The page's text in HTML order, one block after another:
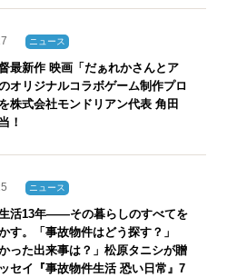
ニュース
最新作 映画「だぁれかさんとア
オリジナルコラボゲーム制作プロ
株式会社モンドリアン代表 角田
！
ニュース
活13年――その暮らしのすべてを
す。「事故物件はどう探す？」
かった出来事は？」松原タニシが贈
セイ『事故物件生活 恐い日常』7